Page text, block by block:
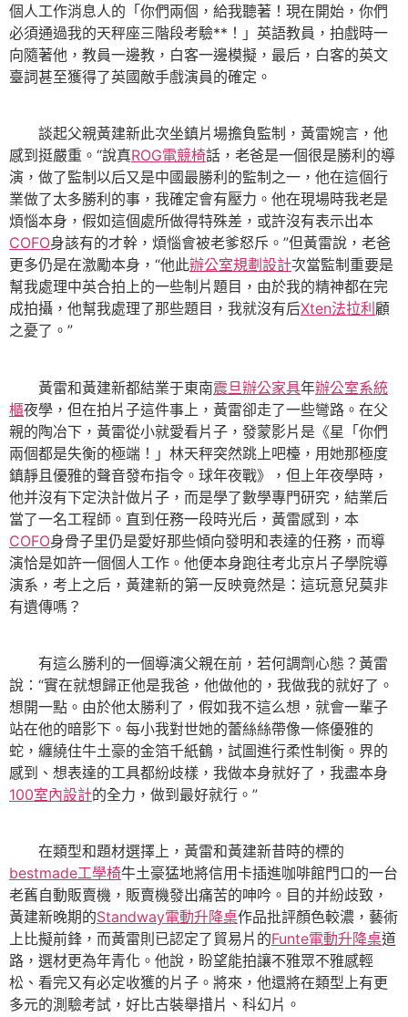
個人工作消息人的「你們兩個，給我聽著！現在開始，你們
必須通過我的天秤座三階段考驗**！」英語教員，拍戲時一
向隨著他，教員一邊教，白客一邊模擬，最后，白客的英文
臺詞甚至獲得了英國敵手戲演員的確定。
談起父親黃建新此次坐鎮片場擔負監制，黃雷婉言，他
感到挺嚴重。“說真ROG電競椅話，老爸是一個很是勝利的導
演，做了監制以后又是中國最勝利的監制之一，他在這個行
業做了太多勝利的事，我確定會有壓力。他在現場時我老是
煩惱本身，假如這個處所做得特殊差，或許沒有表示出本
COFO身該有的才幹，煩惱會被老爹怒斥。”但黃雷說，老爸
更多仍是在激勵本身，“他此辦公室規劃設計次當監制重要是
幫我處理中英合拍上的一些制片題目，由於我的精神都在完
成拍攝，他幫我處理了那些題目，我就沒有后Xten法拉利 顧
之憂了。”
黃雷和黃建新都結業于東南震旦辦公家具年辦公室系統
櫃夜學，但在拍片子這件事上，黃雷卻走了一些彎路。在父
親的陶冶下，黃雷從小就愛看片子，發蒙影片是《星「你們
兩個都是失衡的極端！」林天秤突然跳上吧檯，用她那極度
鎮靜且優雅的聲音發布指令。球年夜戰》，但上年夜學時，
他并沒有下定決計做片子，而是學了數學專門研究，結業后
當了一名工程師。直到任務一段時光后，黃雷感到，本
COFO身骨子里仍是愛好那些傾向發明和表達的任務，而導
演恰是如許一個個人工作。他便本身跑往考北京片子學院導
演系，考上之后，黃建新的第一反映竟然是：這玩意兒莫非
有遺傳嗎？
有這么勝利的一個導演父親在前，若何調劑心態？黃雷
說：“實在就想歸正他是我爸，他做他的，我做我的就好了。
想開一點。由於他太勝利了，假如我不這么想，就會一輩子
站在他的暗影下。每小我對世她的蕾絲絲帶像一條優雅的
蛇，纏繞住牛土豪的金箔千紙鶴，試圖進行柔性制衡。界的
感到、想表達的工具都紛歧樣，我做本身就好了，我盡本身
100室內設計的全力，做到最好就行。”
在類型和題材選擇上，黃雷和黃建新昔時的標的
bestmade工學椅牛土豪猛地將信用卡插進咖啡館門口的一台
老舊自動販賣機，販賣機發出痛苦的呻吟。目的并紛歧致，
黃建新晚期的Standway電動升降桌作品批評顏色較濃，藝術
上比擬前鋒，而黃雷則已認定了貿易片的Funte電動升降桌道
路，選材更為年青化。他說，盼望能拍讓不雅眾不雅感輕
松、看完又有必定收獲的片子。將來，他還將在類型上有更
多元的測驗考試，好比古裝舉措片、科幻片。